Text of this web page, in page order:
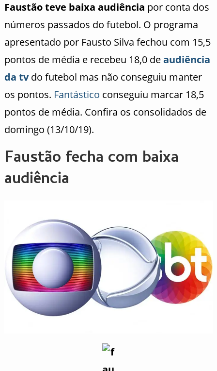
Faustão teve baixa audiência por conta dos
números passados do futebol. O programa
apresentado por Fausto Silva fechou com 15,5
pontos de média e recebeu 18,0 deaudiência
da tvdo futebol mas não conseguiu manter
os pontos. Fantástico conseguiu marcar 18,5
pontos de média. Confira os consolidados de
domingo (13/10/19).
Faustão fecha com baixa
audiência